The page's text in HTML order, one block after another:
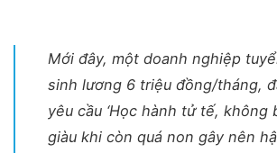
Mới đây, một doanh nghiệp
sinh lương 6 triệu đồng/tháng,
yêu cầu ‘Học hành tử tế, không
giàu khi còn quá non gây nên